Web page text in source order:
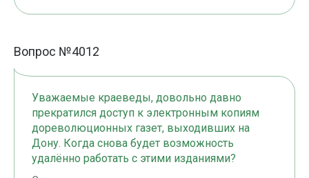
Вопрос №4012
Уважаемые краеведы, довольно давно
прекратился доступ к электронным копиям
дореволюционных газет, выходивших на
Дону. Когда снова будет возможность
удалённо работать с этими изданиями?